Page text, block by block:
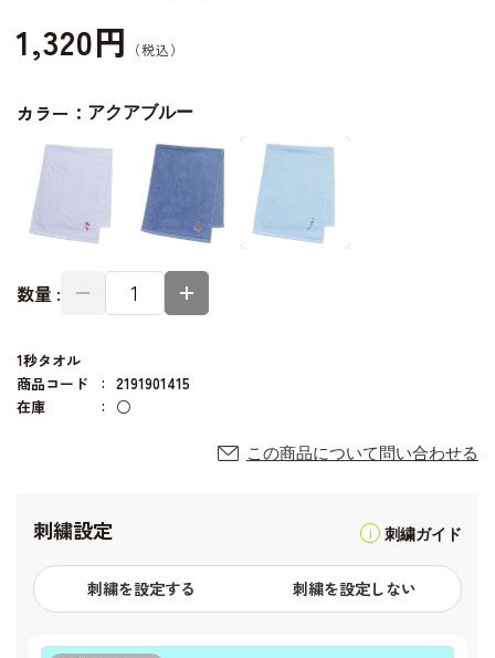
1,320円
カラー： アクアブルー
数量 :
1秒タオル
商品コード
2191901415
在庫
○
この商品について問い合わせる
刺繍設定 刺繍ガイド
刺繍を設定する 刺繍を設定しない